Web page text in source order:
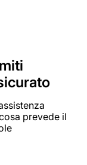
prevede il